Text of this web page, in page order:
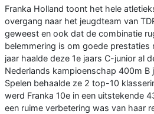
Franka Holland toont het hele
overgang naar het jeugdteam van
geweest en ook dat de combinatie
belemmering is om goede prestaties
jaar haalde deze 1e jaars C-junior al
Nederlands kampioenschap 400m B
Spelen behaalde ze 2 top-10
werd Franka 10e in een uitstekende
een ruime verbetering was van haar